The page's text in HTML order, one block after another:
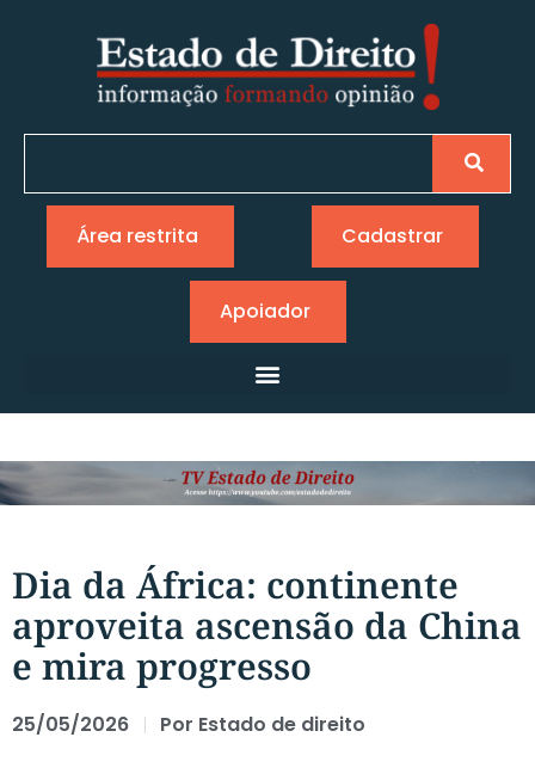
Área restrita Cadastrar
Apoiador
Dia da África: continente
aproveita ascensão da China
e mira progresso
25/05/2026 Por Estado de direito